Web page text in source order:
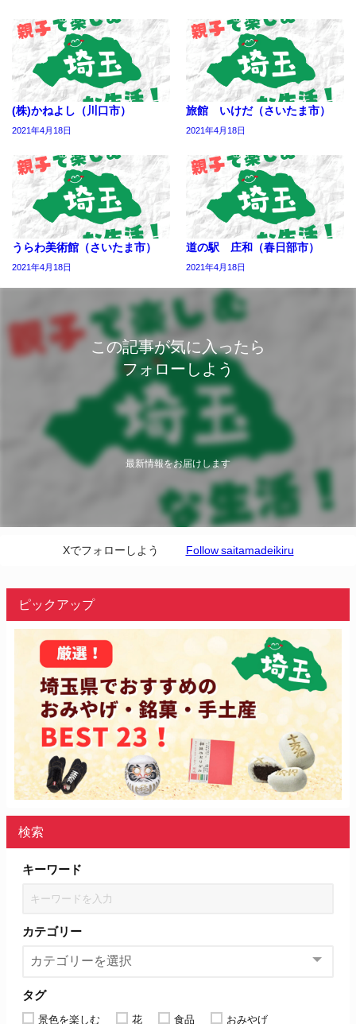
(株)かねよし（川口市）
2021年4月18日
旅館 いけだ（さいたま市）
2021年4月18日
うらわ美術館（さいたま市）
2021年4月18日
道の駅 庄和（春日部市）
2021年4月18日
この記事が気に入ったら
フォローしよう
最新情報をお届けします
Xでフォローしよう Follow saitamadeikiru
ピックアップ
検索
キーワード
カテゴリー
タグ
景色を楽しむ 花 食品 おみやげ